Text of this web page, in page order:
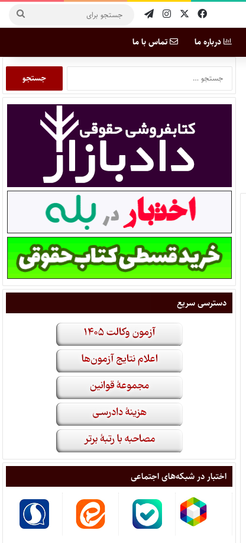
درباره ما تماس با ما
دسترسی سریع
اختبار در شبکه‌های اجتماعی